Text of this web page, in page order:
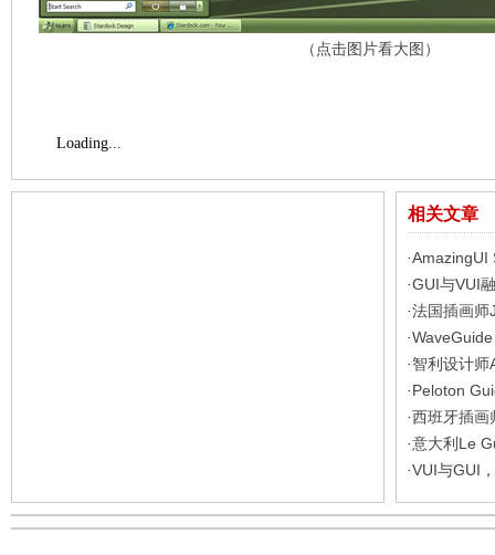
（点击图片看大图）
Loading...
相关文章
·AmazingUI
·GUI与VUI
·法国插画
·
· 智利设计
· Peloton
·西班牙插
·意大利Le
·VUI与GUI